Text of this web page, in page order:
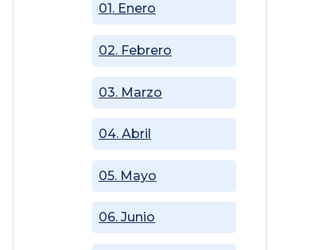
01. Enero
02. Febrero
03. Marzo
04. Abril
05. Mayo
06. Junio